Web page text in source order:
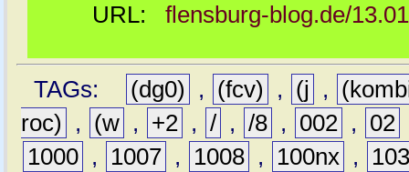
URL: flensburg-blog.de/
TAGs: (dg0) , (fcv) , (j ,
roc)
, (w , +2 , / , /8 , 002 , 02
1000 , 1007 , 1008 , 100nx ,